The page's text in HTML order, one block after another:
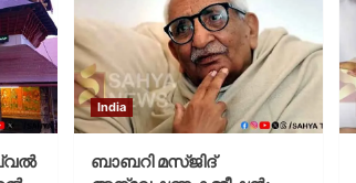
India
ബാബറി മസ്ജിദ്